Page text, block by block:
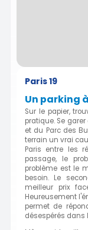
Paris 19
Un parking
Sur le papier,
pratique. Se
et du Parc des
terrain un vrai
Paris entre les
passage, le
problème est le
besoin. Le
meilleur prix
Heureusement
permet de
désespérés dans